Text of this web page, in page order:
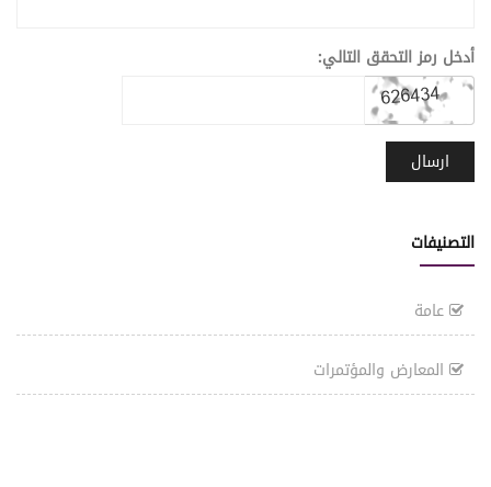
أدخل رمز التحقق التالي:
التصنيفات
عامة
المعارض والمؤتمرات